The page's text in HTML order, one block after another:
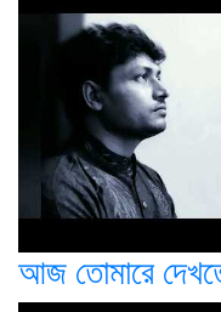
আজ তোমারে